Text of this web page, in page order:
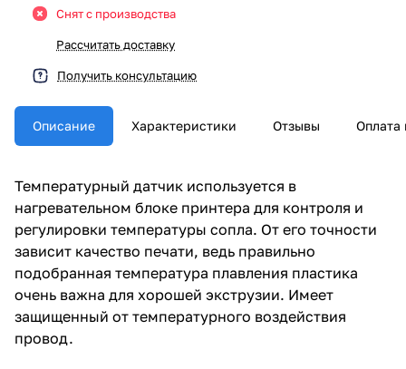
Снят с производства
Рассчитать доставку
Получить консультацию
Описание Характеристики Отзывы Оплата
Температурный датчик используется в
нагревательном блоке принтера для контроля и
регулировки температуры сопла. От его точности
зависит качество печати, ведь правильно
подобранная температура плавления пластика
очень важна для хорошей экструзии. Имеет
защищенный от температурного воздействия
провод.